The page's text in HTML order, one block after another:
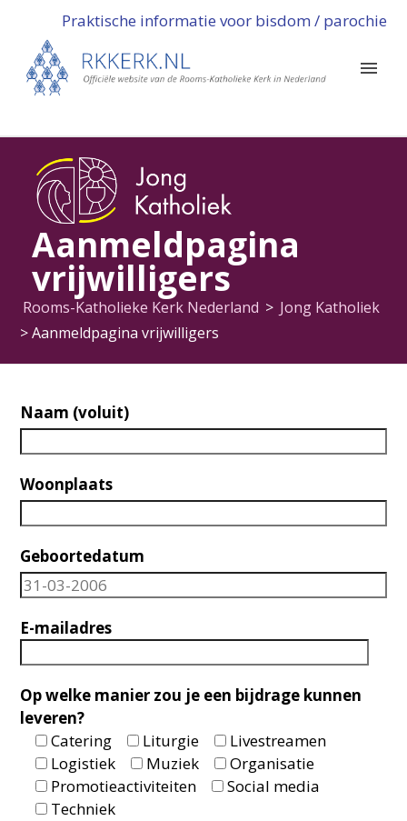
Praktische informatie voor bisdom / parochie
Aanmeldpagina
vrijwilligers
Rooms-Katholieke Kerk Nederland > Jong Katholiek
>Aanmeldpagina vrijwilligers
Naam (voluit)
Woonplaats
Geboortedatum
E-mailadres
Op welke manier zou je een bijdrage kunnen
leveren?
Catering
Liturgie
Livestreamen
Logistiek
Muziek
Organisatie
Promotieactiviteiten
Social media
Techniek